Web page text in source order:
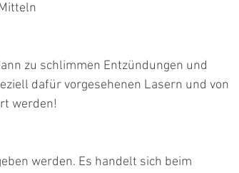
zu schlimmen Entzündungen und
dafür vorgesehenen Lasern und von
werden!
werden. Es handelt sich beim